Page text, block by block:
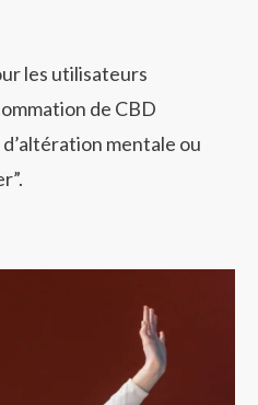
les utilisateurs
de CBD
mentale ou